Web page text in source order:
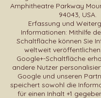
Amphitheatre Parkway
94043, USA.
Erfassung und
Informationen: Mithilfe
Schaltfläche können Sie
weltweit
Google+-Schaltfläche
andere Nutzer
Google und unseren
speichert sowohl die
für einen Inhalt +1